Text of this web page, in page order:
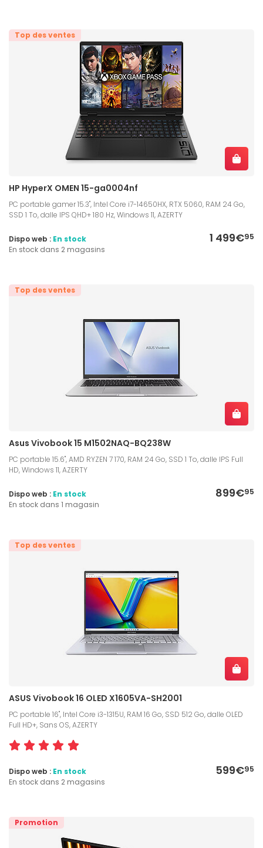
Top des ventes
HP HyperX OMEN 15-ga0004nf
PC portable gamer 15.3", Intel Core i7-14650HX, RTX 5060, RAM 24 Go,
SSD 1 To, dalle IPS QHD+ 180 Hz, Windows 11, AZERTY
1 499€95
Dispo web : En stock
En stock dans 2 magasins
Top des ventes
Asus Vivobook 15 M1502NAQ-BQ238W
PC portable 15.6", AMD RYZEN 7 170, RAM 24 Go, SSD 1 To, dalle IPS Full
HD, Windows 11, AZERTY
899€95
Dispo web : En stock
En stock dans 1 magasin
Top des ventes
ASUS Vivobook 16 OLED X1605VA-SH2001
PC portable 16", Intel Core i3-1315U, RAM 16 Go, SSD 512 Go, dalle OLED
Full HD+, Sans OS, AZERTY
599€95
Dispo web : En stock
En stock dans 2 magasins
Promotion